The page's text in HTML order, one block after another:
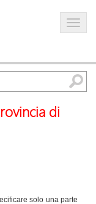
di
solo una parte